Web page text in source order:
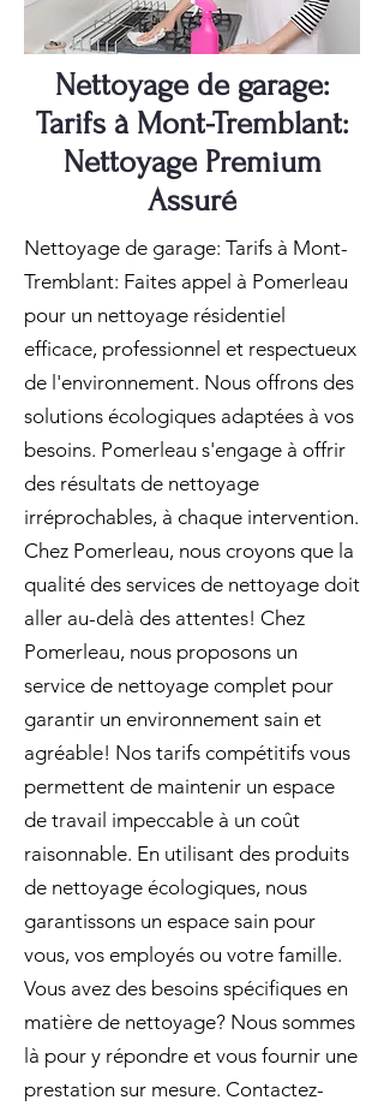
Nettoyage de garage:
Tarifs à Mont-Tremblant:
Nettoyage Premium
Assuré
Nettoyage de garage: Tarifs à Mont-
Tremblant: Faites appel à Pomerleau
pour un nettoyage résidentiel
efficace, professionnel et respectueux
de l'environnement. Nous offrons des
solutions écologiques adaptées à vos
besoins. Pomerleau s'engage à offrir
des résultats de nettoyage
irréprochables, à chaque intervention.
Chez Pomerleau, nous croyons que la
qualité des services de nettoyage doit
aller au-delà des attentes! Chez
Pomerleau, nous proposons un
service de nettoyage complet pour
garantir un environnement sain et
agréable! Nos tarifs compétitifs vous
permettent de maintenir un espace
de travail impeccable à un coût
raisonnable. En utilisant des produits
de nettoyage écologiques, nous
garantissons un espace sain pour
vous, vos employés ou votre famille.
Vous avez des besoins spécifiques en
matière de nettoyage? Nous sommes
là pour y répondre et vous fournir une
prestation sur mesure. Contactez-